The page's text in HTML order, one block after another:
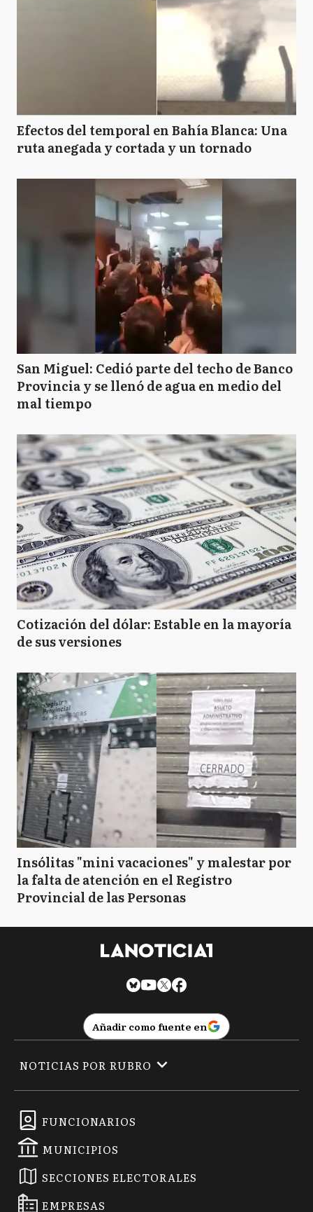
Efectos del temporal en Bahía Blanca: Una
ruta anegada y cortada y un tornado
San Miguel: Cedió parte del techo de Banco
Provincia y se llenó de agua en medio del
mal tiempo
Cotización del dólar: Estable en la mayoría
de sus versiones
Insólitas "mini vacaciones" y malestar por
la falta de atención en el Registro
Provincial de las Personas
Añadir como fuente en
FUNCIONARIOS
MUNICIPIOS
SECCIONES ELECTORALES
EMPRESAS
NOTICIAS POR RUBRO